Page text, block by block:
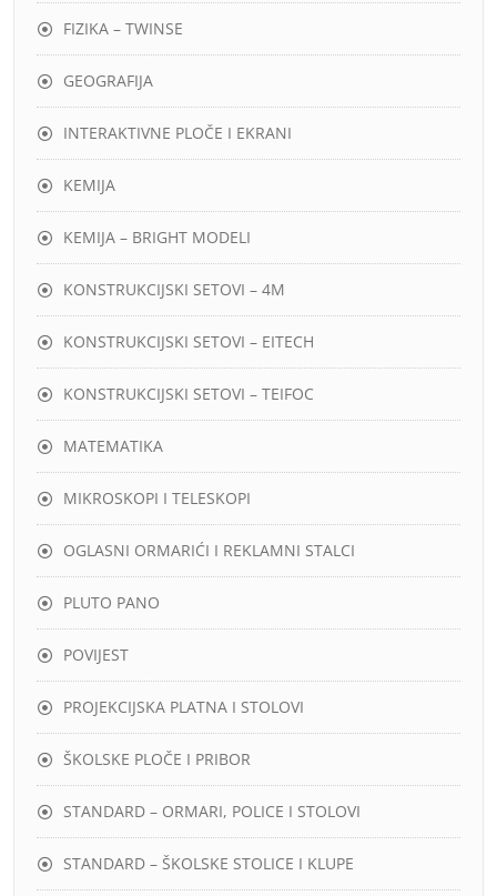
FIZIKA – TWINSE
GEOGRAFIJA
INTERAKTIVNE PLOČE I EKRANI
KEMIJA
KEMIJA – BRIGHT MODELI
KONSTRUKCIJSKI SETOVI – 4M
KONSTRUKCIJSKI SETOVI – EITECH
KONSTRUKCIJSKI SETOVI – TEIFOC
MATEMATIKA
MIKROSKOPI I TELESKOPI
OGLASNI ORMARIĆI I REKLAMNI STALCI
PLUTO PANO
POVIJEST
PROJEKCIJSKA PLATNA I STOLOVI
ŠKOLSKE PLOČE I PRIBOR
STANDARD – ORMARI, POLICE I STOLOVI
STANDARD – ŠKOLSKE STOLICE I KLUPE